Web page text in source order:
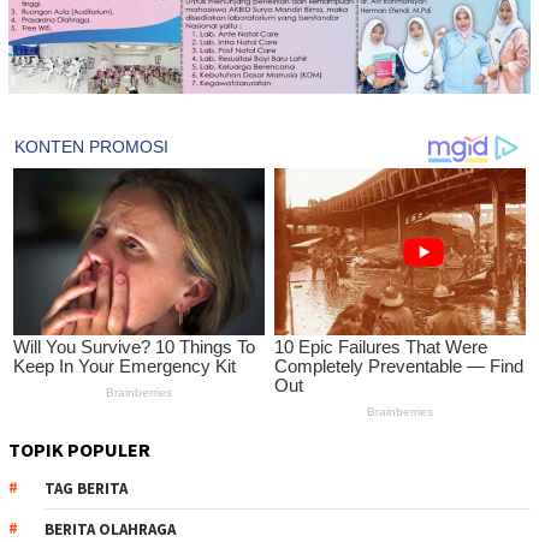
TOPIK POPULER
TAG BERITA
BERITA OLAHRAGA